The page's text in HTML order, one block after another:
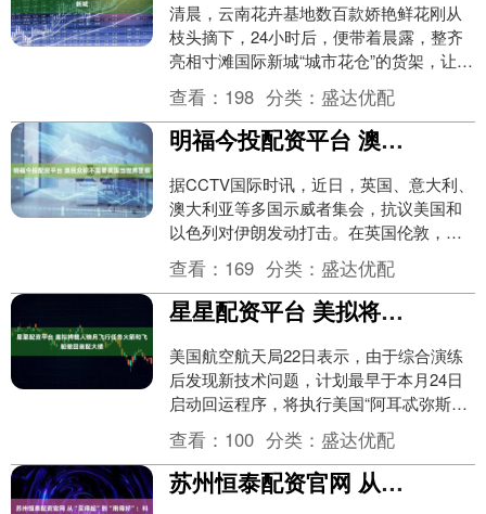
清晨，云南花卉基地数百款娇艳鲜花刚从
枝头摘下，24小时后，便带着晨露，整齐
亮相寸滩国际新城“城市花仓”的货架，让市
民在家门口就能解锁高性价比、极致新鲜
的鲜花消费....
查看： 198 分类： 盛达优配
明福今投配资平台 澳民众称不需要美国当世界警察
据CCTV国际时讯，近日，英国、意大利、
澳大利亚等多国示威者集会，抗议美国和
以色列对伊朗发动打击。在英国伦敦，上
万人参与集会，要求美国和伊朗停止战
争。在美军驻意....
查看： 169 分类： 盛达优配
星星配资平台 美拟将载人绕月飞行任务火箭和飞船撤回装配大楼
美国航空航天局22日表示，由于综合演练
后发现新技术问题，计划最早于本月24日
启动回运程序，将执行美国“阿耳忒弥斯2
号”载人绕月飞行任务的火箭和飞船从发射
台运回装....
查看： 100 分类： 盛达优配
苏州恒泰配资官网 从“买得起”到“用得好”：科技年货点燃岭南年味